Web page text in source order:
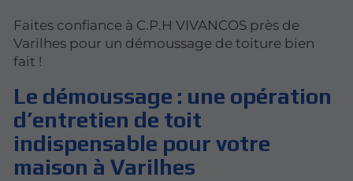
Faites confiance à C.P.H VIVANCOS près de
Varilhes pour un démoussage de toiture bien
fait !
Le démoussage : une opération
d’entretien de toit
indispensable pour votre
maison à Varilhes